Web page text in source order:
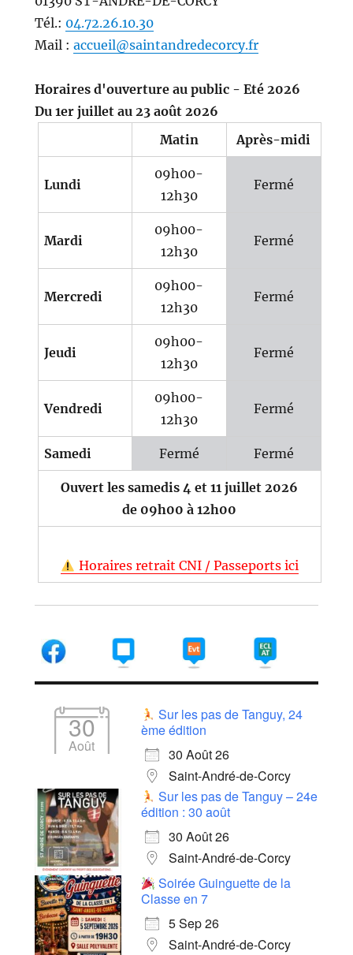
Tél.: 04.72.26.10.30
Mail : accueil@saintandredecorcy.fr
Horaires d'ouverture au public - Eté 2026
Du 1er juillet au 23 août 2026
Matin
Après-midi
Lundi
09h00-
12h30
Fermé
Mardi
09h00-
12h30
Fermé
Mercredi
09h00-
12h30
Fermé
Jeudi
09h00-
12h30
Fermé
Vendredi
09h00-
12h30
Fermé
Samedi Fermé Fermé
Ouvert les samedis 4 et 11 juillet 2026
de 09h00 à 12h00
Horaires retrait CNI / Passeports ici
30
Août
Sur les pas de Tanguy, 24
ème édition
30 Août 26
Saint-André-de-Corcy
Sur les pas de Tanguy – 24e
édition : 30 août
30 Août 26
Saint-André-de-Corcy
Soirée Guinguette de la
Classe en 7
5 Sep 26
Saint-André-de-Corcy